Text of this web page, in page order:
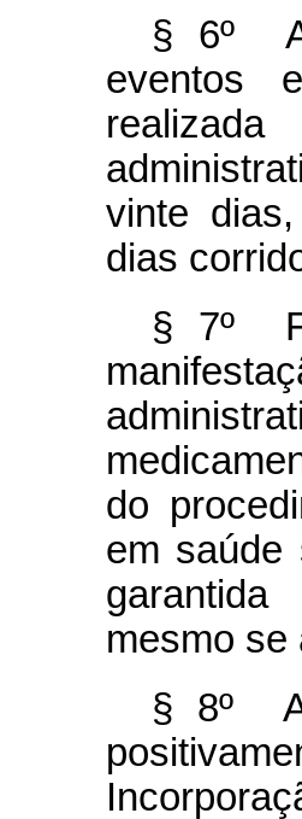
§ 6º A
eventos
vinte
dias
§ 7º
do
em saúde
mesmo se
§ 8º